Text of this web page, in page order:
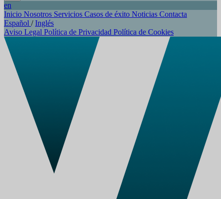
en
Inicio Nosotros Servicios Casos de éxito Noticias Contacta
Español /Inglés
Aviso Legal Política de Privacidad Política de Cookies